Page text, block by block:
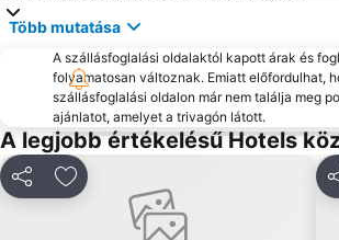
Több mutatása
A szállásfoglalási oldalaktól kapott árak és
folyamatosan változnak. Emiatt előfordulhat,
szállásfoglalási oldalon már nem találja meg
ajánlatot, amelyet a trivagón látott.
A legjobb értékelésű Hotels
MegosztásHozzáadás a kedvencekhez